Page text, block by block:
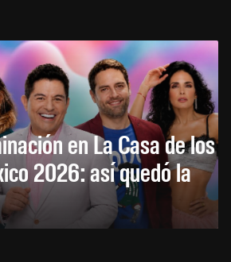
en La Casa de los
2026: así quedó la